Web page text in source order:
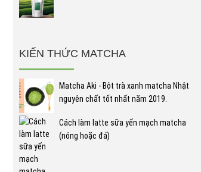
KIẾN THỨC MATCHA
Matcha Aki - Bột trà xanh matcha Nhật
nguyên chất tốt nhất năm 2019.
Cách làm latte sữa yến mạch matcha
(nóng hoặc đá)